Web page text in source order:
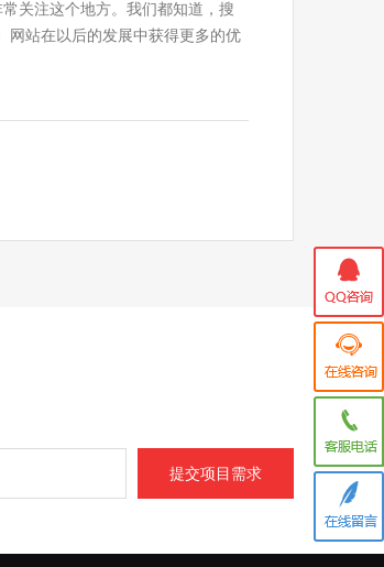
关注这个地方。我们都知道，搜
网站在以后的发展中获得更多的优
提交项目需求